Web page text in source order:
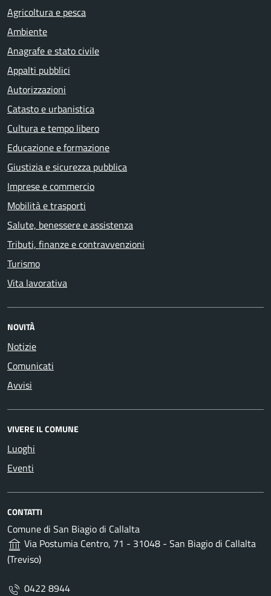
Agricoltura e pesca
Ambiente
Anagrafe e stato civile
Appalti pubblici
Autorizzazioni
Catasto e urbanistica
Cultura e tempo libero
Educazione e formazione
Giustizia e sicurezza pubblica
Imprese e commercio
Mobilità e trasporti
Salute, benessere e assistenza
Tributi, finanze e contravvenzioni
Turismo
Vita lavorativa
NOVITÀ
Notizie
Comunicati
Avvisi
VIVERE IL COMUNE
Luoghi
Eventi
CONTATTI
Comune di San Biagio di Callalta
Via Postumia Centro, 71 - 31048 - San Biagio di Callalta
(Treviso)
0422 8944